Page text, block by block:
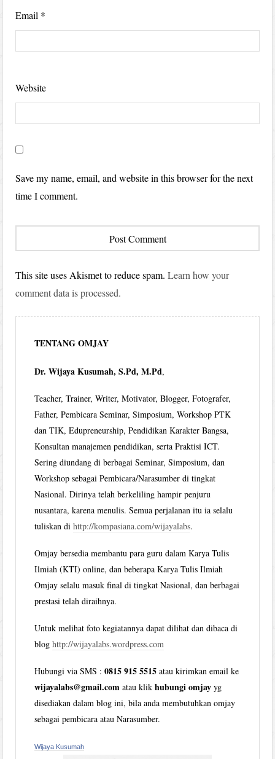
Email *
Website
Save my name, email, and website in this browser for the next
time I comment.
This site uses Akismet to reduce spam.Learn how your
comment data is processed.
TENTANG OMJAY
Dr. Wijaya Kusumah, S.Pd, M.Pd,
Teacher, Trainer, Writer, Motivator, Blogger, Fotografer,
Father, Pembicara Seminar, Simposium, Workshop PTK
dan TIK, Edupreneurship, Pendidikan Karakter Bangsa,
Konsultan manajemen pendidikan, serta Praktisi ICT.
Sering diundang di berbagai Seminar, Simposium, dan
Workshop sebagai Pembicara/Narasumber di tingkat
Nasional. Dirinya telah berkeliling hampir penjuru
nusantara, karena menulis. Semua perjalanan itu ia selalu
tuliskan dihttp://kompasiana.com/wijayalabs.
Omjay bersedia membantu para guru dalam Karya Tulis
Ilmiah (KTI) online, dan beberapa Karya Tulis Ilmiah
Omjay selalu masuk final di tingkat Nasional, dan berbagai
prestasi telah diraihnya.
Untuk melihat foto kegiatannya dapat dilihat dan dibaca di
bloghttp://wijayalabs.wordpress.com
Hubungi via SMS :0815 915 5515 atau kirimkan email ke
wijayalabs@gmail.com atau klikhubungi omjay yg
disediakan dalam blog ini, bila anda membutuhkan omjay
sebagai pembicara atau Narasumber.
Wijaya Kusumah